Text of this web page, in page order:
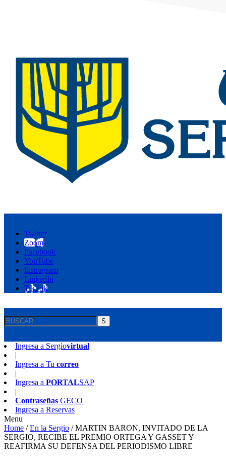
Twitter
Zoom
Facebook
YouTube
Instragram
LinkedIn
TikTok
S
Ingresa a Sergiovirtual
|
Ingresa a Tu correo
|
Ingresa a PORTALSAP
|
Contraseñas GECO
Ingresa a Reservas
Menu
Home /En la Sergio /MARTIN BARON, INVITADO DE LA
SERGIO, RECIBE EL PREMIO ORTEGA Y GASSET Y
REAFIRMA SU DEFENSA DEL PERIODISMO LIBRE